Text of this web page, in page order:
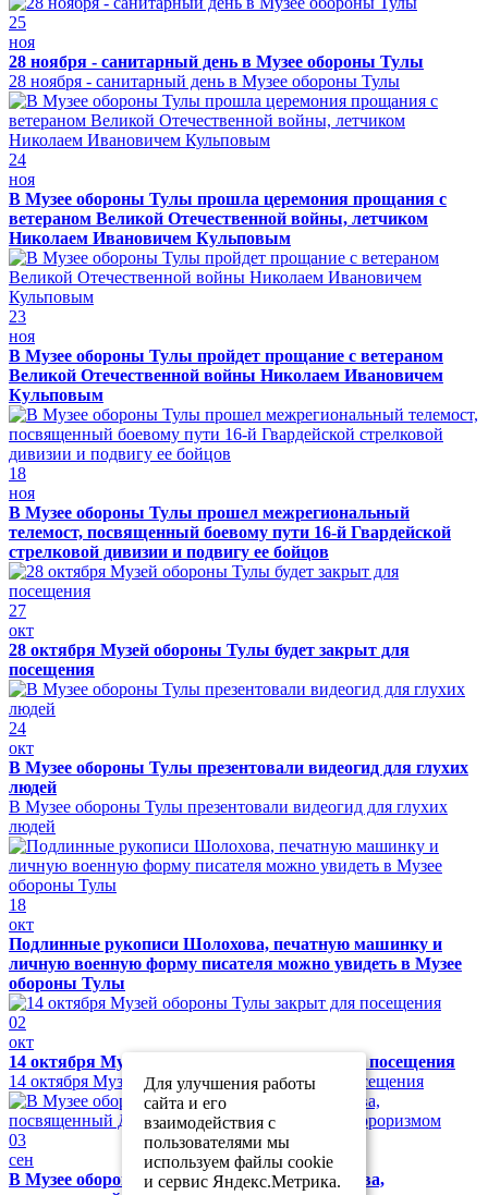
25
ноя
28 ноября - санитарный день в Музее обороны Тулы
28 ноября - санитарный день в Музее обороны Тулы
24
ноя
В Музее обороны Тулы прошла церемония прощания с
ветераном Великой Отечественной войны, летчиком
Николаем Ивановичем Кульповым
23
ноя
В Музее обороны Тулы пройдет прощание с ветераном
Великой Отечественной войны Николаем Ивановичем
Кульповым
18
ноя
В Музее обороны Тулы прошел межрегиональный
телемост, посвященный боевому пути 16-й Гвардейской
стрелковой дивизии и подвигу ее бойцов
27
окт
28 октября Музей обороны Тулы будет закрыт для
посещения
24
окт
В Музее обороны Тулы презентовали видеогид для глухих
людей
В Музее обороны Тулы презентовали видеогид для глухих
людей
18
окт
Подлинные рукописи Шолохова, печатную машинку и
личную военную форму писателя можно увидеть в Музее
обороны Тулы
02
окт
14 октября Музей обороны Тулы закрыт для посещения
14 октября Музей обороны Тулы закрыт для посещения
03
сен
В Музее обороны Тулы прошел урок мужества,
Для улучшения работы
сайта и его
взаимодействия с
пользователями мы
используем файлы cookie
и сервис Яндекс.Метрика.